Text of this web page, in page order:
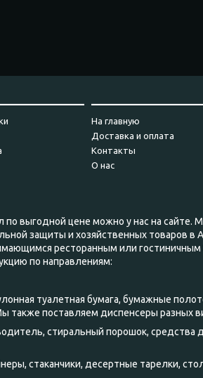
На главную
Доставка и оплата
Контакты
О нас
выгодной цене можно у нас на сайте.
защиты и хозяйственных товаров
ресторанным или
по направлениям:
туалетная бумага, бумажные
также поставляем диспенсеры разных
стиральный порошок,
стаканчики, десертные тарелки,